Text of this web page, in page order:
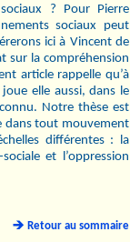
? Pour Pierre
sociaux peut
ici à Vincent de
sur la compréhension
article rappelle qu’à
elle aussi, dans le
Notre thèse est
dans tout mouvement
différentes : la
et l’oppression
Retour au sommaire